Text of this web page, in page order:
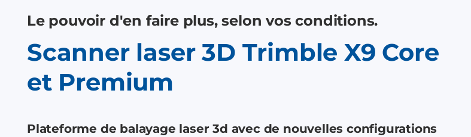
Le pouvoir d'en faire plus, selon vos conditions.
Scanner laser 3D Trimble X9 Core
et Premium
Plateforme de balayage laser 3d avec de nouvelles configurations